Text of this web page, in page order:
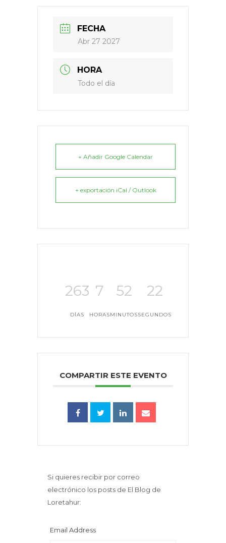
FECHA
Abr 27 2027
HORA
Todo el día
+ Añadir Google Calendar
+ exportación iCal / Outlook
263
DÍAS
7
HORAS
52
MINUTOS
22
SEGUNDOS
COMPARTIR ESTE EVENTO
Si quieres recibir por correo
electrónico los posts de El Blog de
Loretahur:
Email Address